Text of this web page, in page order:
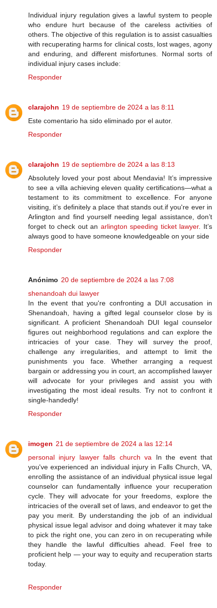
Individual injury regulation gives a lawful system to people
who endure hurt because of the careless activities of
others. The objective of this regulation is to assist casualties
with recuperating harms for clinical costs, lost wages, agony
and enduring, and different misfortunes. Normal sorts of
individual injury cases include:
Responder
clarajohn 19 de septiembre de 2024 a las 8:11
Este comentario ha sido eliminado por el autor.
Responder
clarajohn 19 de septiembre de 2024 a las 8:13
Absolutely loved your post about Mendavia! It’s impressive
to see a villa achieving eleven quality certifications—what a
testament to its commitment to excellence. For anyone
visiting, it’s definitely a place that stands out.if you're ever in
Arlington and find yourself needing legal assistance, don’t
forget to check out an arlington speeding ticket lawyer. It’s
always good to have someone knowledgeable on your side
Responder
Anónimo 20 de septiembre de 2024 a las 7:08
shenandoah dui lawyer
In the event that you're confronting a DUI accusation in
Shenandoah, having a gifted legal counselor close by is
significant. A proficient Shenandoah DUI legal counselor
figures out neighborhood regulations and can explore the
intricacies of your case. They will survey the proof,
challenge any irregularities, and attempt to limit the
punishments you face. Whether arranging a request
bargain or addressing you in court, an accomplished lawyer
will advocate for your privileges and assist you with
investigating the most ideal results. Try not to confront it
single-handedly!
Responder
imogen 21 de septiembre de 2024 a las 12:14
personal injury lawyer falls church va In the event that
you've experienced an individual injury in Falls Church, VA,
enrolling the assistance of an individual physical issue legal
counselor can fundamentally influence your recuperation
cycle. They will advocate for your freedoms, explore the
intricacies of the overall set of laws, and endeavor to get the
pay you merit. By understanding the job of an individual
physical issue legal advisor and doing whatever it may take
to pick the right one, you can zero in on recuperating while
they handle the lawful difficulties ahead. Feel free to
proficient help — your way to equity and recuperation starts
today.
Responder